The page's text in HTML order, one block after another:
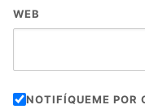
WEB
NOTIFÍQUEME POR